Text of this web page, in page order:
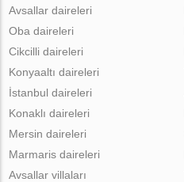
Avsallar daireleri
Oba daireleri
Cikcilli daireleri
Konyaaltı daireleri
İstanbul daireleri
Konaklı daireleri
Mersin daireleri
Marmaris daireleri
Avsallar villaları